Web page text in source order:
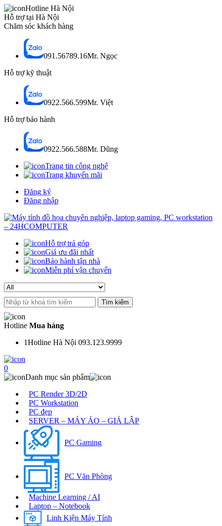
Hotline Hà Nội
Hỗ trợ tại Hà Nội
Chăm sóc khách hàng
091.56789.16Mr. Ngọc
Hỗ trợ kỹ thuật
0922.566.599Mr. Việt
Hỗ trợ bảo hành
0922.566.588Mr. Dũng
Trang tin công nghệ
Trang khuyến mãi
Đăng ký
Đăng nhập
Hỗ trợ trả góp
Giá ưu đãi nhất
Bảo hành tận nhà
Miễn phí vận chuyển
Search
for:
Hotline Mua hàng
1Hotline Hà Nội 093.123.9999
0
Danh mục sản phẩm
PC Render 3D/2D
PC Workstation
PC đẹp
SERVER – MÁY ẢO – GIẢ LẬP
PC Gaming
PC Văn Phòng
Machine Learning / AI
Laptop – Notebook
Linh Kiện Máy Tính